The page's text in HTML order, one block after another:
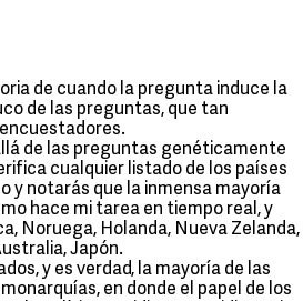
de cuando la pregunta induce la
de las preguntas, que tan
de las preguntas genéticamente
cualquier listado de los países
y notarás que la inmensa mayoría
hace mi tarea en tiempo real, y
Noruega, Holanda, Nueva Zelanda,
Japón.
y es verdad, la mayoría de las
en donde el papel de los